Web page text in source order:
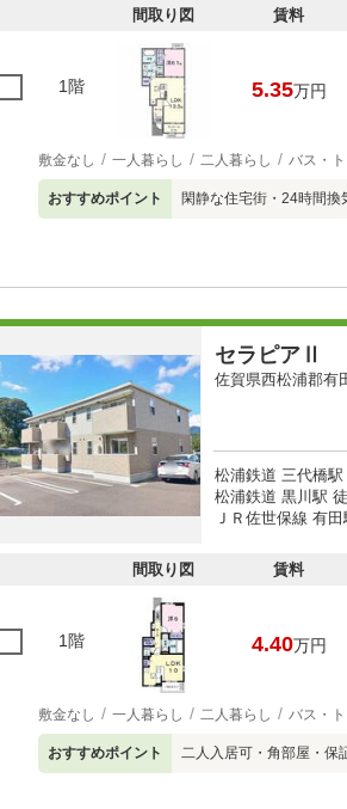
間取り図 賃料
1階 5.35万円
敷金なし 一人暮らし 二人暮らし バス・ト
おすすめポイント 閑静な住宅街・24時間
セラピアⅡ
佐賀県西松浦郡有
松浦鉄道 三代橋駅
松浦鉄道 黒川駅
ＪＲ佐世保線 有
間取り図 賃料
1階 4.40万円
敷金なし 一人暮らし 二人暮らし バス・ト
おすすめポイント 二人入居可・角部屋・保